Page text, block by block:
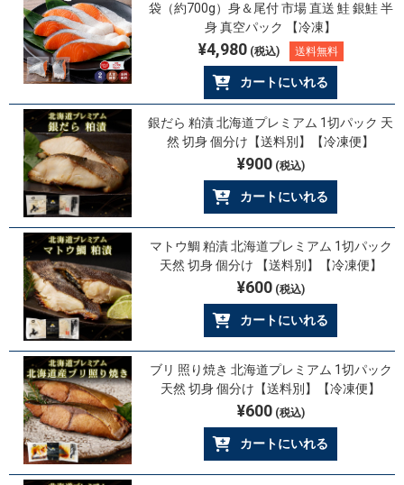
袋（約700g）身＆尾付 市場 直送 鮭 銀鮭 半
身 真空パック 【冷凍】
¥4,980(税込) 送料無料
カートにいれる
銀だら 粕漬 北海道プレミアム 1切パック 天
然 切身 個分け【送料別】【冷凍便】
¥900(税込)
カートにいれる
マトウ鯛 粕漬 北海道プレミアム 1切パック
天然 切身 個分け 【送料別】【冷凍便】
¥600(税込)
カートにいれる
ブリ 照り焼き 北海道プレミアム 1切パック
天然 切身 個分け【送料別】【冷凍便】
¥600(税込)
カートにいれる